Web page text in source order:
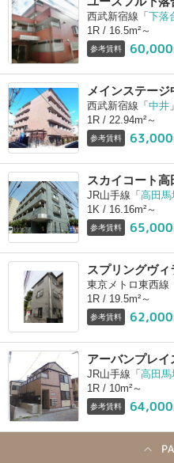
西武新宿線「 下落
1R / 16.5m²～
参考賃料 60,000
メインステージ
西武新宿線「 中井
1R / 22.94m²～
参考賃料 63,000
スカイコート高
JR山手線「 高田馬
1K / 16.16m²～
参考賃料 65,000
スプリングヴィ
東京メトロ東西線
1R / 19.5m²～
参考賃料 62,000
アーバンプレ
JR山手線「 高田馬
1R / 10m²～
参考賃料 64,000